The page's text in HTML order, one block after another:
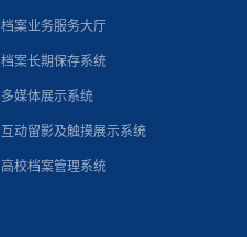
档案业务服务大厅
档案长期保存系统
多媒体展示系统
互动留影及触摸展示系统
高校档案管理系统